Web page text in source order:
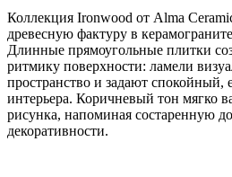
Коллекция Ironwood от Alma
древесную фактуру в
Длинные прямоугольные плитки
ритмику поверхности: ламели
пространство и задают спокойный,
интерьера. Коричневый тон мягко
рисунка, напоминая состаренную
декоративности.